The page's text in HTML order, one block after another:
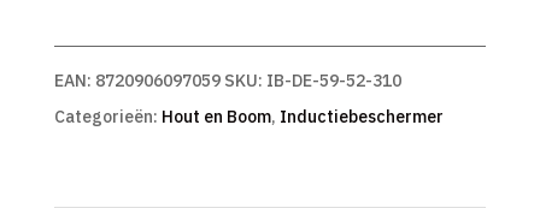
EAN: 8720906097059 SKU: IB-DE-59-52-310
Categorieën: Hout en Boom, Inductiebeschermer